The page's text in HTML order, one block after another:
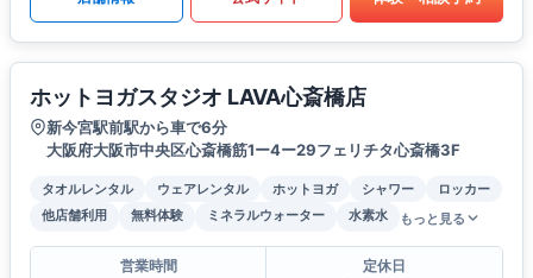
ホットヨガスタジオ LAVA心斎橋店
新今宮駅前駅から車で6分
大阪府大阪市中央区心斎橋筋1ー4ー29フェリチタ心斎橋3F
タオルレンタル ウェアレンタル ホットヨガ シャワー
ロッカー
他店舗利用
無料体験 ミネラルウォーター 水素水 もっと見る
営業時間
定休日